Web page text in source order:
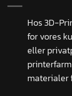
Hos 3D-
for vores
eller
materialer